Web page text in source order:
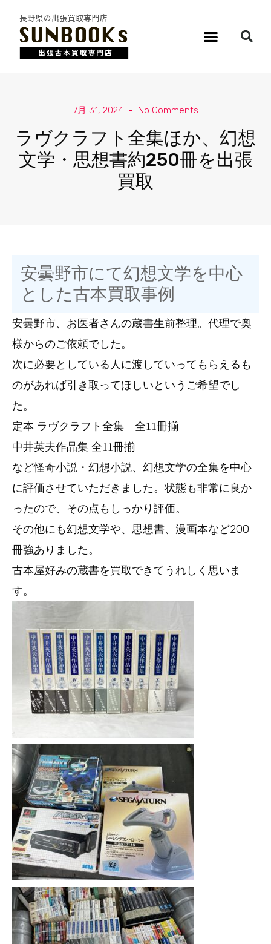
7月 31, 2024 No Comments
ラヴクラフト全集ほか、幻想
文学・思想書約250冊を出張
買取
安曇野市にて幻想文学を中心
とした古本買取事例
安曇野市、お医者さんの蔵書生前整理。代理で奥
様からのご依頼でした。
次に必要としている人に渡していってもらえるも
のがあれば引き取ってほしいというご希望でし
た。
定本 ラヴクラフト全集 全11冊揃
中井英夫作品集 全11冊揃
など怪奇小説・幻想小説、幻想文学の全集を中心
に評価させていただきました。状態も非常に良か
ったので、その点もしっかり評価。
その他にも幻想文学や、思想書、漫画本など200
冊強ありました。
古本屋好みの蔵書を買取できてうれしく思いま
す。